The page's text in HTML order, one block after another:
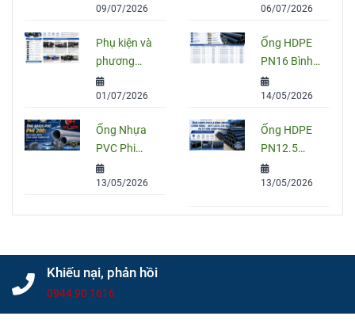
Quy Cách,
Và Cách
Chọn Đúng
09/07/2026
Hiện Nay?
PVC, PPR
Và HDPE
06/07/2026
Phụ kiện và
phương
pháp nối
ống HDPE
thuật
01/07/2026
Ống HDPE
PN16 Bình
Minh: Quy
Cách, Báo
Chọn Đúng
Cho Công
Trình
14/05/2026
Ống Nhựa
PVC Phi
200: Quy
Cách, Giá
Trình
13/05/2026
Ống HDPE
PN12.5
Bình Minh
Chính Hãng
Chọn Mua
13/05/2026
Khiếu nại, phản hồi
0944 90 1616